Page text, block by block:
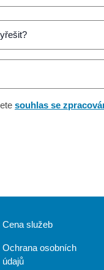
souhlas se
Cena služeb
Ochrana osobních
údajů